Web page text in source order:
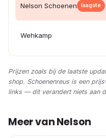
Nelson Schoenen laagste
Wehkamp
Prijzen zoals bij de laatste
shop. Schoenenreus is een
links — dit verandert niets aan
Meer van Nelson